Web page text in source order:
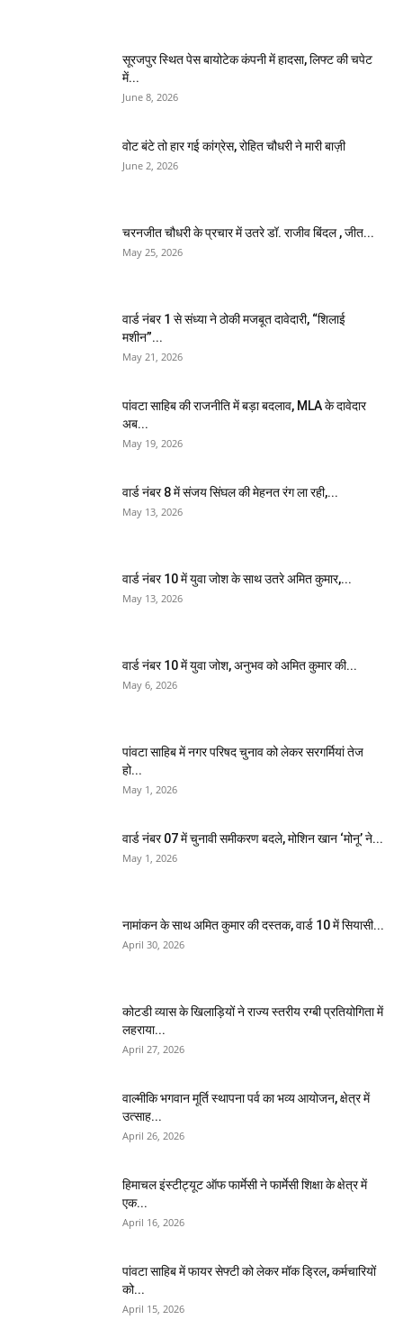
सूरजपुर स्थित पेस बायोटेक कंपनी में हादसा, लिफ्ट की चपेट
में...
June 8, 2026
वोट बंटे तो हार गई कांग्रेस, रोहित चौधरी ने मारी बाज़ी
June 2, 2026
चरनजीत चौधरी के प्रचार में उतरे डॉ. राजीव बिंदल , जीत...
May 25, 2026
वार्ड नंबर 1 से संध्या ने ठोकी मजबूत दावेदारी, “शिलाई
मशीन”...
May 21, 2026
पांवटा साहिब की राजनीति में बड़ा बदलाव, MLA के दावेदार
अब...
May 19, 2026
वार्ड नंबर 8 में संजय सिंघल की मेहनत रंग ला रही,...
May 13, 2026
वार्ड नंबर 10 में युवा जोश के साथ उतरे अमित कुमार,...
May 13, 2026
वार्ड नंबर 10 में युवा जोश, अनुभव को अमित कुमार की...
May 6, 2026
पांवटा साहिब में नगर परिषद चुनाव को लेकर सरगर्मियां तेज
हो...
May 1, 2026
वार्ड नंबर 07 में चुनावी समीकरण बदले, मोशिन खान ‘मोनू’ ने...
May 1, 2026
नामांकन के साथ अमित कुमार की दस्तक, वार्ड 10 में सियासी...
April 30, 2026
कोटडी व्यास के खिलाड़ियों ने राज्य स्तरीय रग्बी प्रतियोगिता में
लहराया...
April 27, 2026
वाल्मीकि भगवान मूर्ति स्थापना पर्व का भव्य आयोजन, क्षेत्र में
उत्साह...
April 26, 2026
हिमाचल इंस्टीट्यूट ऑफ फार्मेसी ने फार्मेसी शिक्षा के क्षेत्र में
एक...
April 16, 2026
पांवटा साहिब में फायर सेफ्टी को लेकर मॉक ड्रिल, कर्मचारियों
को...
April 15, 2026